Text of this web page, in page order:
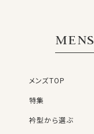
MENS
メンズTOP
特集
衿型から選ぶ